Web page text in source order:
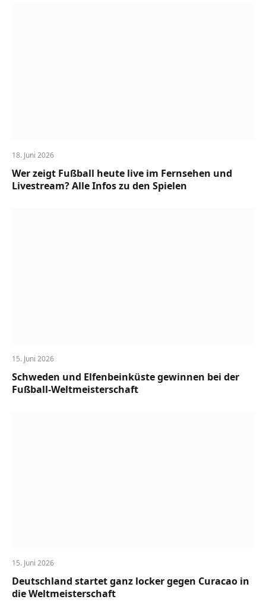
18. Juni 2026
Wer zeigt Fußball heute live im Fernsehen und
Livestream? Alle Infos zu den Spielen
15. Juni 2026
Schweden und Elfenbeinküste gewinnen bei der
Fußball-Weltmeisterschaft
15. Juni 2026
Deutschland startet ganz locker gegen Curacao in
die Weltmeisterschaft